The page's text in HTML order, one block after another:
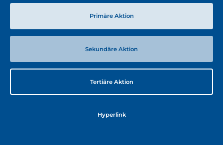
Primäre Aktion
Sekundäre Aktion
Tertiäre Aktion
Hyperlink